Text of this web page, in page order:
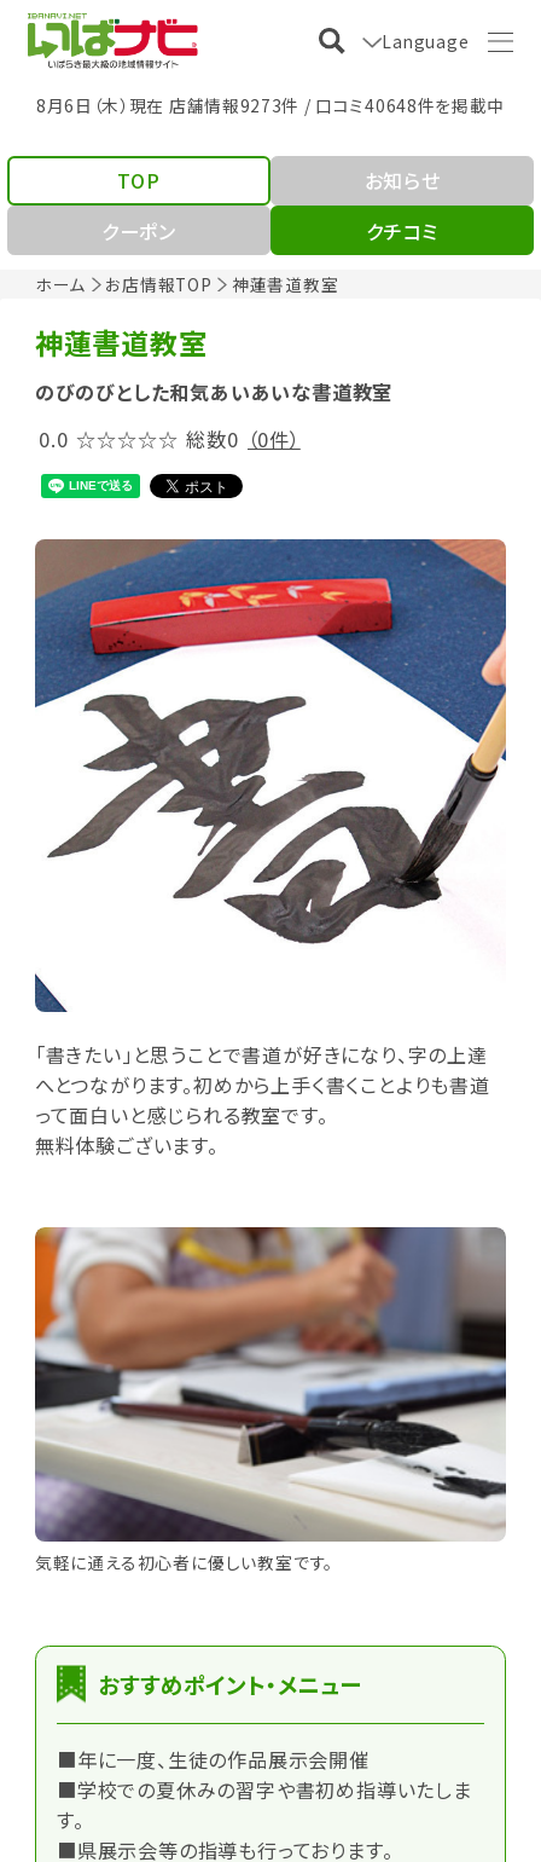
Language
8月6日（木）現在 店舗情報9273件 / 口コミ40648件を掲載中
ホーム お店情報TOP 神蓮書道教室
TOP
お知らせ
クーポン
クチコミ
神蓮書道教室
のびのびとした和気あいあいな書道教室
0.0 ☆☆☆☆☆ 総数0 （0件）
「書きたい」と思うことで書道が好きになり、字の上達
へとつながります。初めから上手く書くことよりも書道
って面白いと感じられる教室です。
無料体験ございます。
気軽に通える初心者に優しい教室です。
おすすめポイント・メニュー
■年に一度、生徒の作品展示会開催
■学校での夏休みの習字や書初め指導いたしま
す。
■県展示会等の指導も行っております。